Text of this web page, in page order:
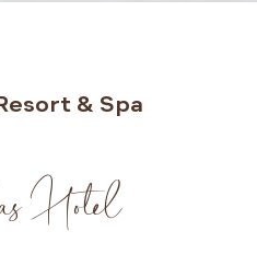
& Spa
Hotel